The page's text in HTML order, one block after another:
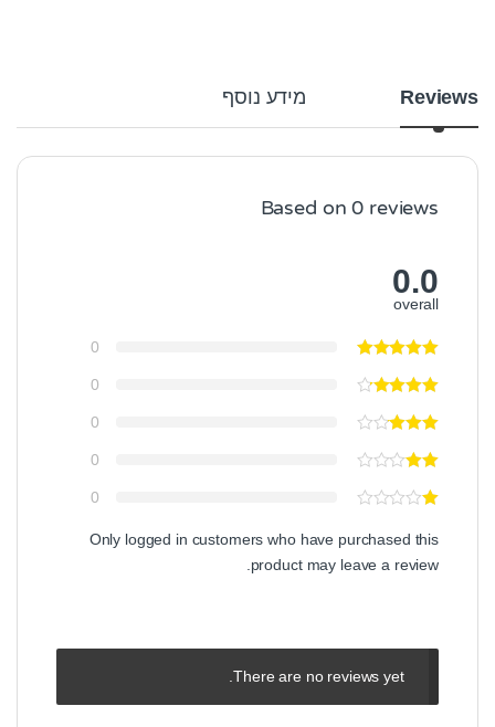
Reviews מידע נוסף
Based on 0 reviews
0.0
overall
0
0
0
0
0
Only logged in customers who have purchased this
product may leave a review.
There are no reviews yet.